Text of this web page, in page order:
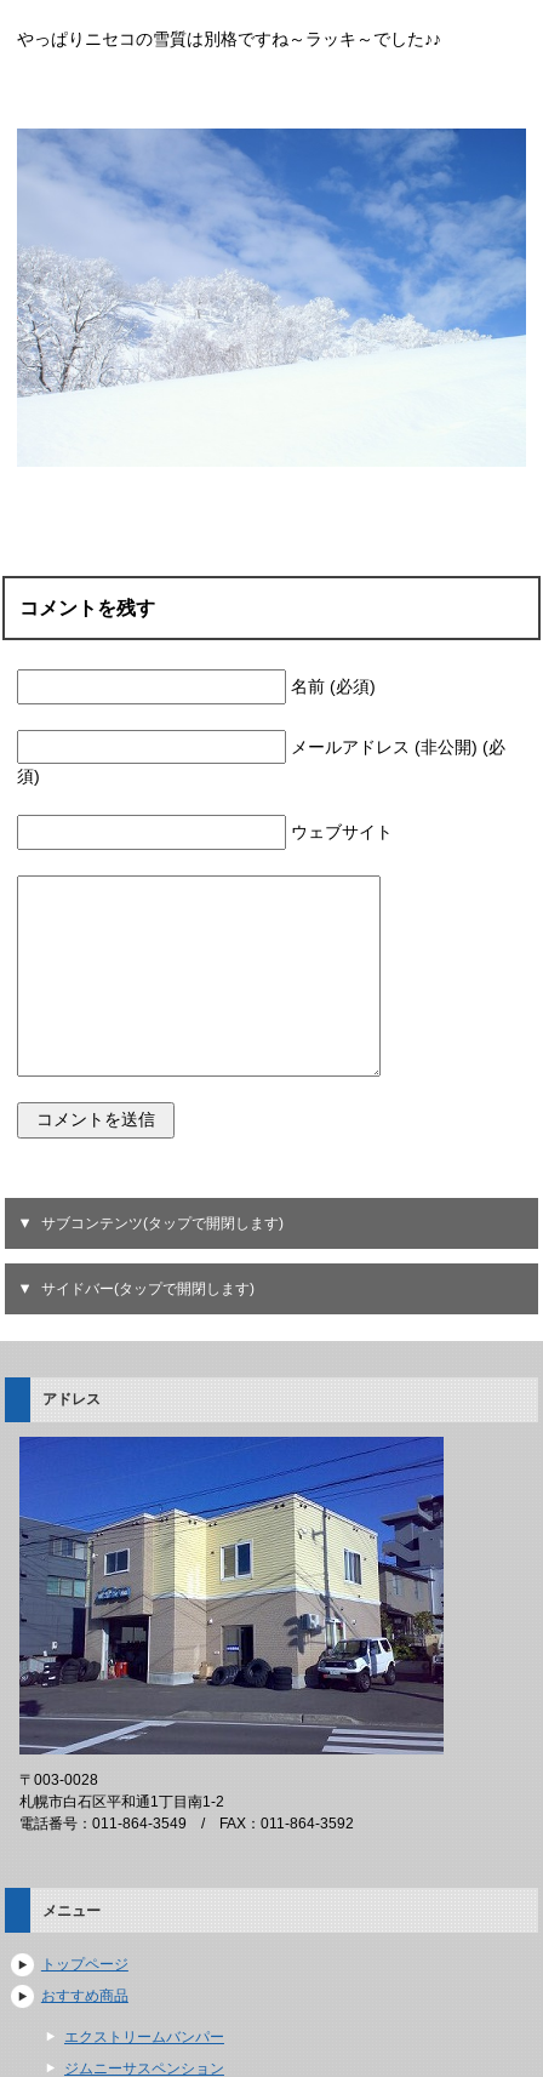
やっぱりニセコの雪質は別格ですね～ラッキ～でした♪♪
コメントを残す
名前 (必須)
メールアドレス (非公開) (必
須)
ウェブサイト
サブコンテンツ(タップで開閉します)
サイドバー(タップで開閉します)
アドレス
〒003-0028
札幌市白石区平和通1丁目南1-2
電話番号：011-864-3549 / FAX：011-864-3592
メニュー
トップページ
おすすめ商品
エクストリームバンパー
ジムニーサスペンション